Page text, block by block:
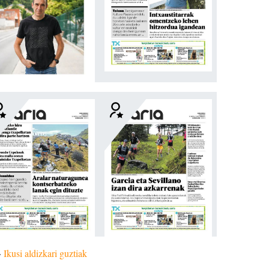
Ikusi aldizkari guztiak